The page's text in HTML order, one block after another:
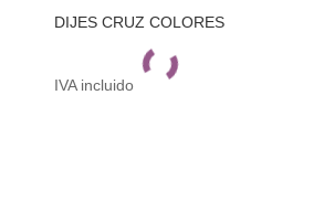
DIJES CRUZ COLORES
IVA incluido